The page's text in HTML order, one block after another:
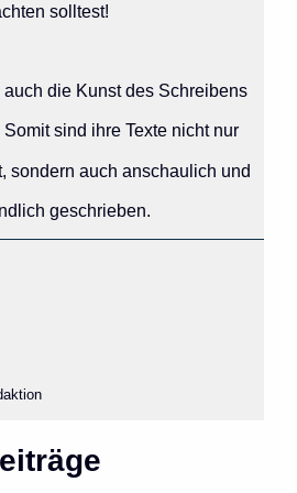
solltest!
die Kunst des Schreibens
sind ihre Texte nicht nur
sondern auch anschaulich und
geschrieben.